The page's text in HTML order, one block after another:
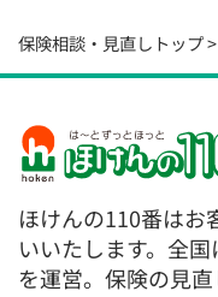
保険相談・見直しトップ
ほけんの110番はお
いいたします。全
を運営。保険の見